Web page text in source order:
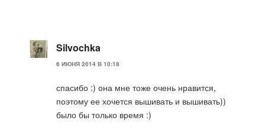
Silvochka
6 ИЮНЯ 2014 В 10:18
спасибо :) она мне тоже очень нравится,
поэтому ее хочется вышивать и вышивать))
было бы только время :)